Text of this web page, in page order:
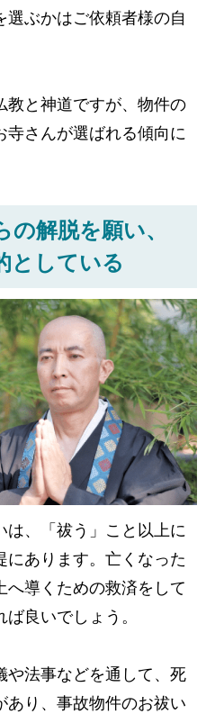
選ぶかはご依頼者様の自
教と神道ですが、物件の
寺さんが選ばれる傾向に
解脱を願い、
としている
は、「祓う」こと以上に
にあります。亡くなった
へ導くための救済をして
良いでしょう。
や法事などを通して、死
あり、事故物件のお祓い